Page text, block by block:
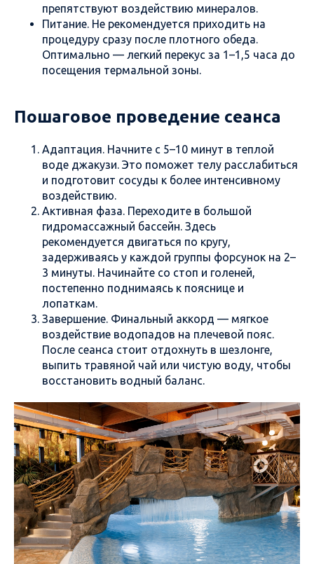
препятствуют воздействию минералов.
Питание. Не рекомендуется приходить на
процедуру сразу после плотного обеда.
Оптимально — легкий перекус за 1–1,5 часа до
посещения термальной зоны.
Пошаговое проведение сеанса
Адаптация. Начните с 5–10 минут в теплой
воде джакузи. Это поможет телу расслабиться
и подготовит сосуды к более интенсивному
воздействию.
Активная фаза. Переходите в большой
гидромассажный бассейн. Здесь
рекомендуется двигаться по кругу,
задерживаясь у каждой группы форсунок на 2–
3 минуты. Начинайте со стоп и голеней,
постепенно поднимаясь к пояснице и
лопаткам.
Завершение. Финальный аккорд — мягкое
воздействие водопадов на плечевой пояс.
После сеанса стоит отдохнуть в шезлонге,
выпить травяной чай или чистую воду, чтобы
восстановить водный баланс.